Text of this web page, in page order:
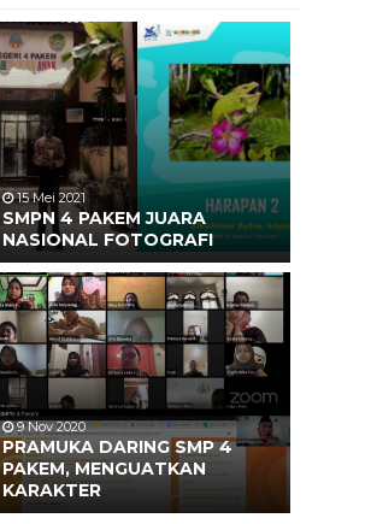
15 Mei 2021
SMPN 4 PAKEM JUARA
NASIONAL FOTOGRAFI
9 Nov 2020
PRAMUKA DARING SMP 4
PAKEM, MENGUATKAN
KARAKTER